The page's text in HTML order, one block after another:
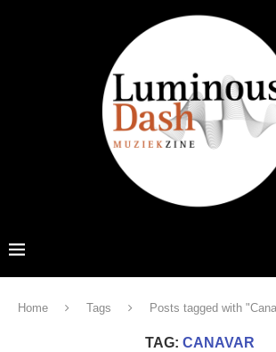
Home Tags Posts tagged with
TAG: CANAVAR